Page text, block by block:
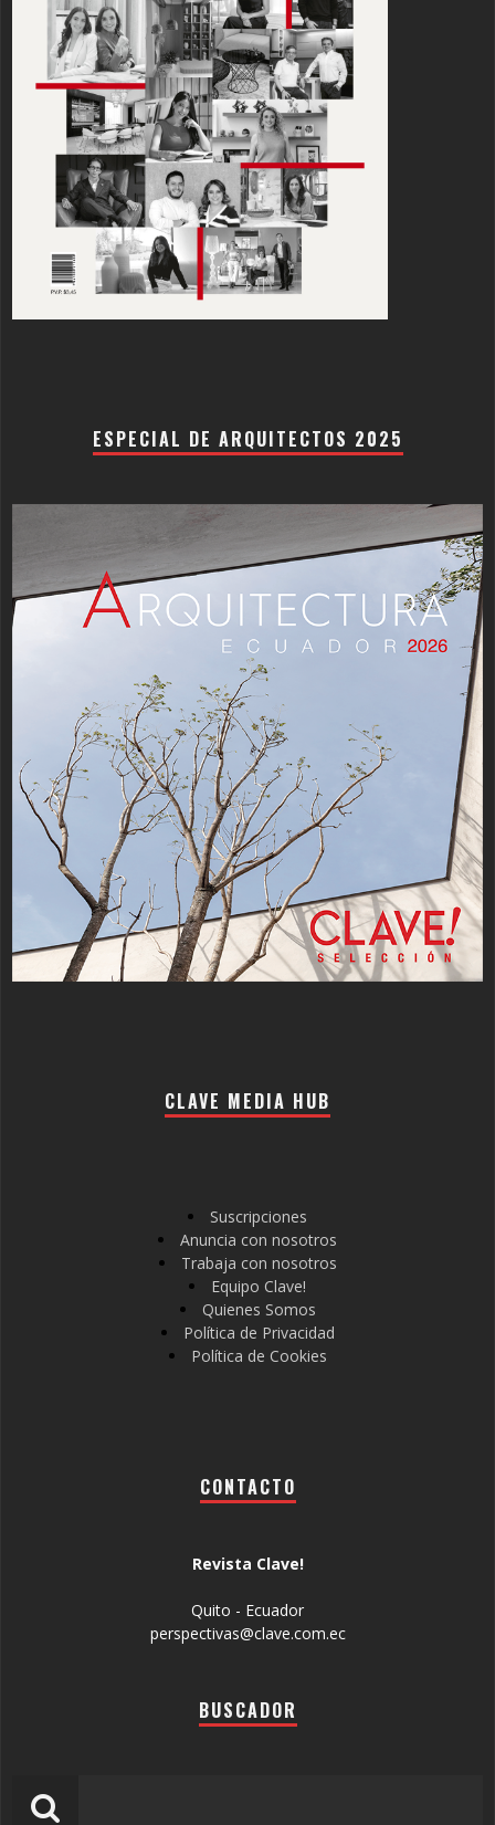
ESPECIAL DE ARQUITECTOS 2025
CLAVE MEDIA HUB
Suscripciones
Anuncia con nosotros
Trabaja con nosotros
Equipo Clave!
Quienes Somos
Política de Privacidad
Política de Cookies
CONTACTO
Revista Clave!
Quito - Ecuador
perspectivas@clave.com.ec
BUSCADOR